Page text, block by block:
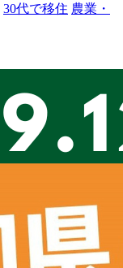
30代で移住 農業・